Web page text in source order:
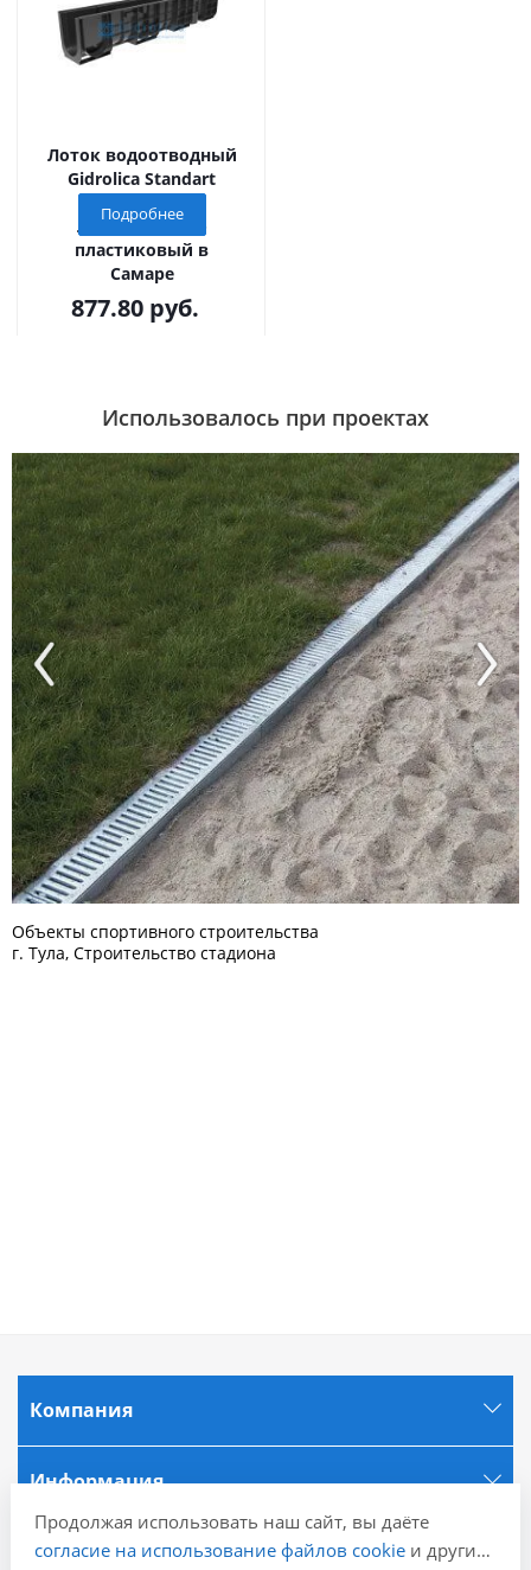
Лоток водоотводный
Gidrolica Standart
(Стандарт)
ЛВ-10.14,5.18,5 -
пластиковый в
Самаре
877.80 руб.
Подробнее
Использовалось при проектах
Previous
Объекты спортивного строительства
г. Тула, Строительство стадиона
Next
Компания
Информация
Города
Продолжая использовать наш сайт, вы даёте
согласие на использование файлов cookieи других